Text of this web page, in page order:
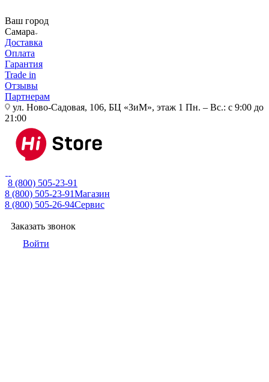
Ваш город
Самара
Доставка
Оплата
Гарантия
Trade in
Отзывы
Партнерам
ул. Ново-Садовая, 106, БЦ «ЗиМ», этаж 1 Пн. – Вс.: с 9:00 до
21:00
8 (800) 505-23-91
8 (800) 505-23-91Магазин
8 (800) 505-26-94Сервис
Заказать звонок
Войти